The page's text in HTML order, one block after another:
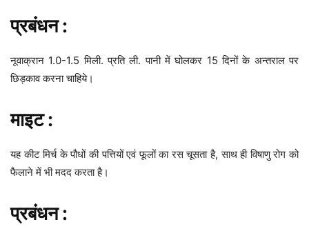
प्रबंधन :
नूवाक्रान 1.0-1.5 मिली. प्रति ली. पानी में घोलकर 15 दिनों के अन्तराल पर
छिड़काव करना चाहिये।
माइट :
यह कीट मिर्च के पौधों की पत्तियों एवं फूलों का रस चूसता है, साथ ही विषाणु रोग को
फैलाने में भी मदद करता है।
प्रबंधन :